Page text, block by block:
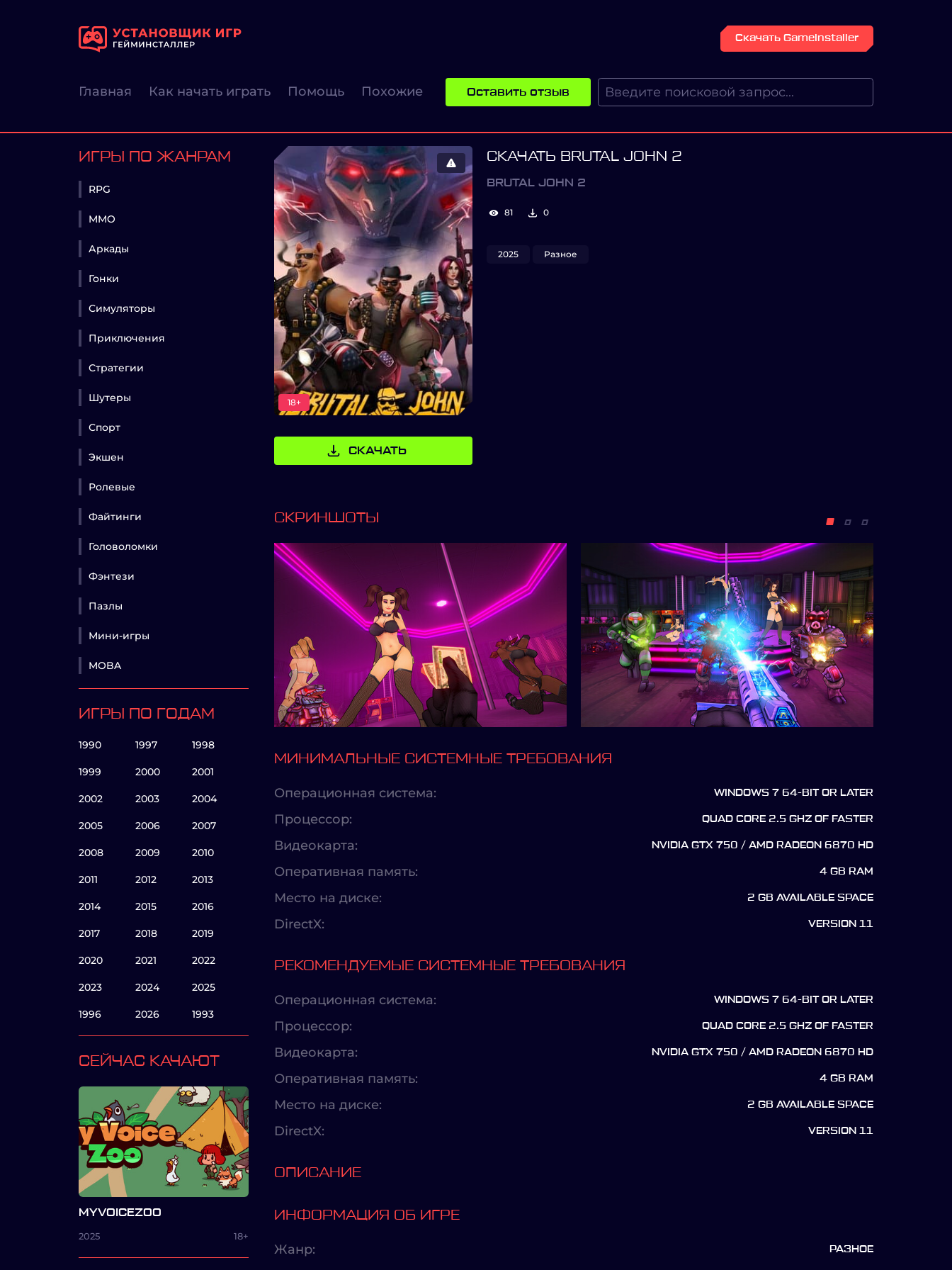
Скачать GameInstaller
Главная Как начать играть Помощь Похожие Оставить отзыв
ИГРЫ ПО ЖАНРАМ
RPG
MMO
Аркады
Гонки
Симуляторы
Приключения
Стратегии
Шутеры
Спорт
Экшен
Ролевые
Файтинги
Головоломки
Фэнтези
Пазлы
Мини-игры
MOBA
ИГРЫ ПО ГОДАМ
1990 1997 1998
1999 2000 2001
2002 2003 2004
2005 2006 2007
2008 2009 2010
2011 2012 2013
2014 2015 2016
2017 2018 2019
2020 2021 2022
2023 2024 2025
1996 2026 1993
СЕЙЧАС КАЧАЮТ
MYVOICEZOO
2025 18+
18+
СКАЧАТЬ
СКАЧАТЬ BRUTAL JOHN 2
BRUTAL JOHN 2
81 0
2025 Разное
СКРИНШОТЫ
МИНИМАЛЬНЫЕ СИСТЕМНЫЕ ТРЕБОВАНИЯ
Операционная система: WINDOWS 7 64-BIT OR LATER
Процессор: QUAD CORE 2.5 GHZ OF FASTER
Видеокарта: NVIDIA GTX 750 / AMD RADEON 6870 HD
Оперативная память: 4 GB RAM
Место на диске: 2 GB AVAILABLE SPACE
DirectX: VERSION 11
РЕКОМЕНДУЕМЫЕ СИСТЕМНЫЕ ТРЕБОВАНИЯ
Операционная система: WINDOWS 7 64-BIT OR LATER
Процессор: QUAD CORE 2.5 GHZ OF FASTER
Видеокарта: NVIDIA GTX 750 / AMD RADEON 6870 HD
Оперативная память: 4 GB RAM
Место на диске: 2 GB AVAILABLE SPACE
DirectX: VERSION 11
ОПИСАНИЕ
ИНФОРМАЦИЯ ОБ ИГРЕ
Жанр: РАЗНОЕ